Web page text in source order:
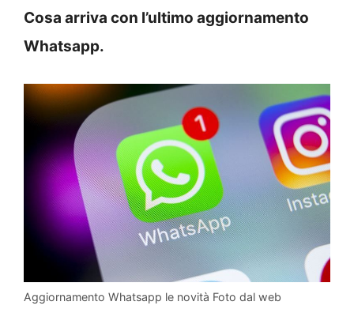
Cosa arriva con l’ultimo aggiornamento
Whatsapp.
Aggiornamento Whatsapp le novità Foto dal web